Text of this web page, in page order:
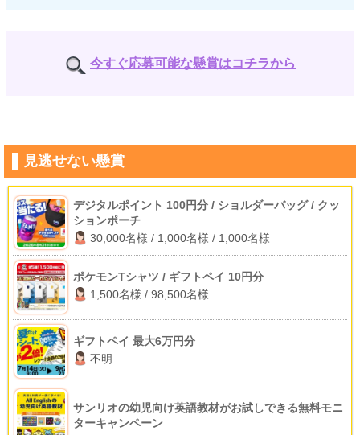
今すぐ応募可能な懸賞はコチラから
見逃せない懸賞
デジタルポイント 100円分 / ショルダーバッグ / クッ
ションポーチ
30,000名様 / 1,000名様 / 1,000名様
ポケモンTシャツ / ギフトペイ 10円分
1,500名様 / 98,500名様
ギフトペイ 最大6万円分
不明
サンリオの幼児向け英語教材がお試しできる無料モニ
ターキャンペーン